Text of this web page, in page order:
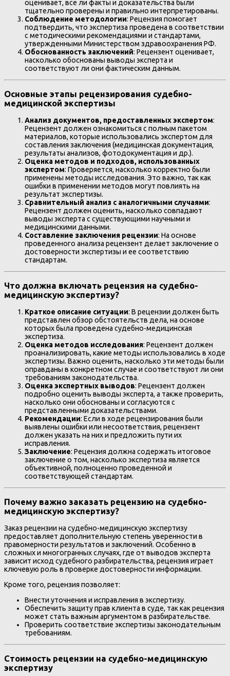
оценивает, все ли факты и доказательства были
тщательно проверены и правильно интерпретированы.
Соблюдение методологии: Рецензия помогает
подтвердить, что экспертиза проведена в соответствии
с методическими рекомендациями и стандартами,
утвержденными Министерством здравоохранения РФ.
Обоснованность заключений: Рецензент оценивает,
насколько обоснованы выводы эксперта и
соответствуют ли они фактическим данным.
Основные этапы рецензирования судебно-
медицинской экспертизы
Анализ документов, предоставленных экспертом:
Рецензент должен ознакомиться с полным пакетом
материалов, которые использовались экспертом для
составления заключения (медицинская документация,
результаты анализов, фотодокументация и др.).
Оценка методов и подходов, использованных
экспертом: Проверяется, насколько корректно были
применены методы исследования. Это важно, так как
ошибки в применении методов могут повлиять на
результат экспертизы.
Сравнительный анализ с аналогичными случаями:
Рецензент должен оценить, насколько совпадают
выводы эксперта с существующими научными и
медицинскими данными.
Составление заключения рецензии: На основе
проведенного анализа рецензент делает заключение о
достоверности экспертизы и ее соответствию
стандартам.
Что должна включать рецензия на судебно-
медицинскую экспертизу?
Краткое описание ситуации: В рецензии должен быть
представлен обзор обстоятельств дела, на основе
которых была проведена судебно-медицинская
экспертиза.
Оценка методов исследования: Рецензент должен
проанализировать, какие методы использовались в ходе
экспертизы. Важно оценить, насколько эти методы были
оправданы в конкретном случае и соответствуют ли они
требованиям законодательства.
Оценка экспертных выводов: Рецензент должен
подробно оценить выводы эксперта, а также проверить,
насколько они обоснованы и согласуются с
представленными доказательствами.
Рекомендации: Если в ходе рецензирования были
выявлены ошибки или несоответствия, рецензент
должен указать на них и предложить пути их
исправления.
Заключение: Рецензия должна содержать итоговое
заключение о том, насколько экспертиза является
объективной, полноценно проведенной и
соответствующей стандартам.
Почему важно заказать рецензию на судебно-
медицинскую экспертизу?
Заказ рецензии на судебно-медицинскую экспертизу
предоставляет дополнительную степень уверенности в
правомерности результатов и заключений. Особенно в
сложных и многогранных случаях, где от выводов эксперта
зависит исход судебного разбирательства, рецензия играет
ключевую роль в проверке достоверности информации.
Кроме того, рецензия позволяет:
Внести уточнения и исправления в экспертизу.
Обеспечить защиту прав клиента в суде, так как рецензия
может стать важным аргументом в разбирательстве.
Проверить соответствие экспертизы законодательным
требованиям.
Стоимость рецензии на судебно-медицинскую
экспертизу